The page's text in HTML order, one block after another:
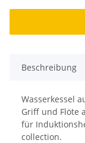
Beschreibung
Wasserkessel
Griff und Flöte
für
collection.